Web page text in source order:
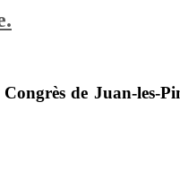
Congrès de Juan-les-